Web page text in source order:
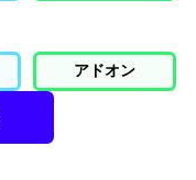
アドオン